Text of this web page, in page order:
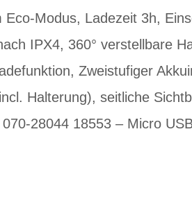
Modus, Ladezeit 3h,
IPX4, 360° verstellbare
Zweistufiger
Halterung), seitliche
28044 18553 – Micro